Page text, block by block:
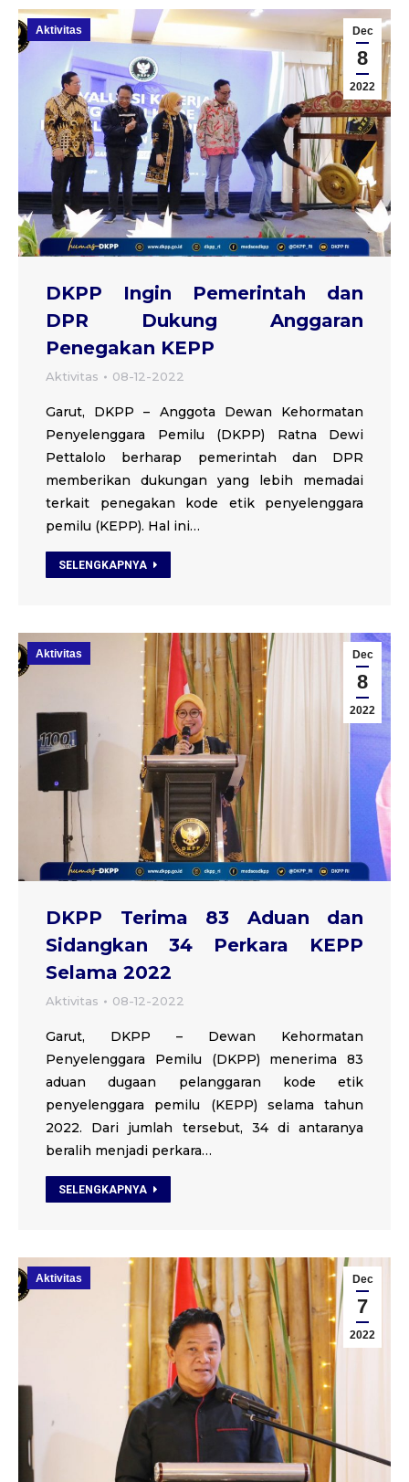
Dec
8
2022
Aktivitas
DKPP Ingin Pemerintah dan
DPR Dukung Anggaran
Penegakan KEPP
Aktivitas 08-12-2022
Garut, DKPP – Anggota Dewan Kehormatan
Penyelenggara Pemilu (DKPP) Ratna Dewi
Pettalolo berharap pemerintah dan DPR
memberikan dukungan yang lebih memadai
terkait penegakan kode etik penyelenggara
pemilu (KEPP). Hal ini…
SELENGKAPNYA
Dec
8
2022
Aktivitas
DKPP Terima 83 Aduan dan
Sidangkan 34 Perkara KEPP
Selama 2022
Aktivitas 08-12-2022
Garut, DKPP – Dewan Kehormatan
Penyelenggara Pemilu (DKPP) menerima 83
aduan dugaan pelanggaran kode etik
penyelenggara pemilu (KEPP) selama tahun
2022. Dari jumlah tersebut, 34 di antaranya
beralih menjadi perkara…
SELENGKAPNYA
Dec
7
2022
Aktivitas